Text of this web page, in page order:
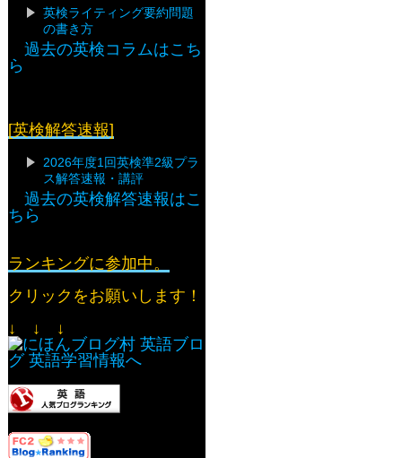
英検ライティング要約問題
の書き方
過去の英検コラムはこち
ら
[英検解答速報]
2026年度1回英検準2級プラ
ス解答速報・講評
過去の英検解答速報はこ
ちら
ランキングに参加中。
クリックをお願いします！
↓ ↓ ↓